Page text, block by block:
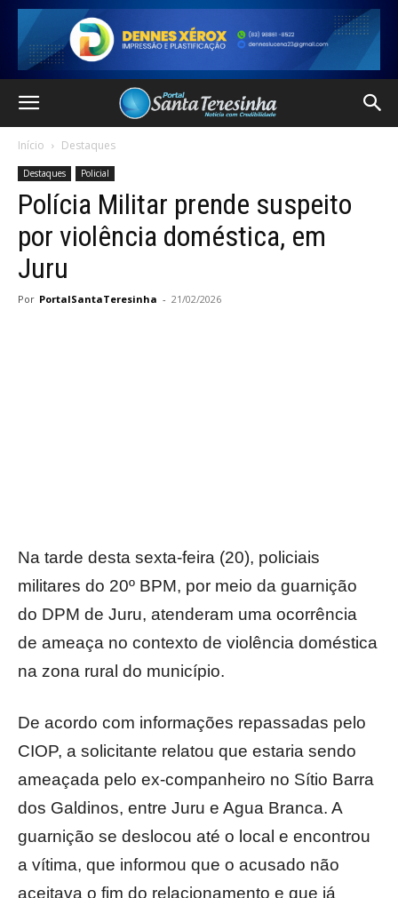
Início Destaques
Destaques Policial
Polícia Militar prende suspeito
por violência doméstica, em
Juru
Por PortalSantaTeresinha - 21/02/2026
Na tarde desta sexta-feira (20), policiais
militares do 20º BPM, por meio da guarnição
do DPM de Juru, atenderam uma ocorrência
de ameaça no contexto de violência doméstica
na zona rural do município.
De acordo com informações repassadas pelo
CIOP, a solicitante relatou que estaria sendo
ameaçada pelo ex-companheiro no Sítio Barra
dos Galdinos, entre Juru e Agua Branca. A
guarnição se deslocou até o local e encontrou
a vítima, que informou que o acusado não
aceitava o fim do relacionamento e que já